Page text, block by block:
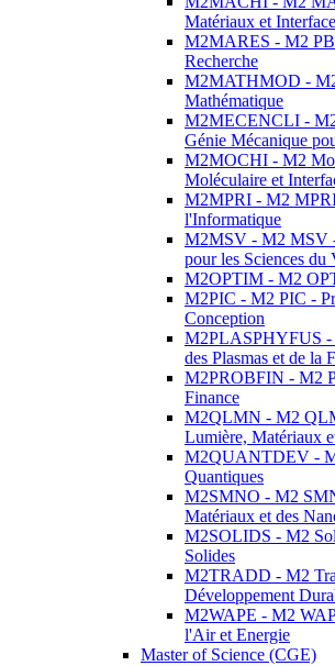
Matériaux et
M2MARES - M2
Recherche
M2MATHMOD -
Mathématique
M2MECENCLI -
Génie Mécanique
M2MOCHI - M2
Moléculaire et
M2MPRI - M2
l'Informatique
M2MSV - M2 MSV
pour les Sciences du
M2OPTIM - M2
M2PIC - M2 PIC -
Conception
M2PLASPHYFUS -
des Plasmas et de la
M2PROBFIN - M2
Finance
M2QLMN - M2
Lumière, Matériaux
M2QUANTDEV -
Quantiques
M2SMNO - M2
Matériaux et des
M2SOLIDS - M2
Solides
M2TRADD - M2
Développement
M2WAPE - M2
l'Air et Energie
Master of Science (CGE)